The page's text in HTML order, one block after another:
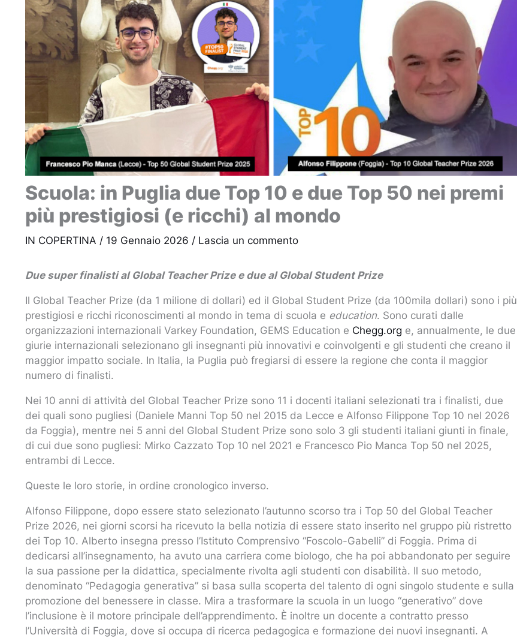
Scuola: in Puglia due Top 10 e due Top 50 nei premi
più prestigiosi (e ricchi) al mondo
IN COPERTINA / 19 Gennaio 2026 / Lascia un commento
Due super finalisti al Global Teacher Prize e due al Global Student Prize
Il Global Teacher Prize (da 1 milione di dollari) ed il Global Student Prize (da 100mila dollari) sono i più
prestigiosi e ricchi riconoscimenti al mondo in tema di scuola e education. Sono curati dalle
organizzazioni internazionali Varkey Foundation, GEMS Education e Chegg.org e, annualmente, le due
giurie internazionali selezionano gli insegnanti più innovativi e coinvolgenti e gli studenti che creano il
maggior impatto sociale. In Italia, la Puglia può fregiarsi di essere la regione che conta il maggior
numero di finalisti.
Nei 10 anni di attività del Global Teacher Prize sono 11 i docenti italiani selezionati tra i finalisti, due
dei quali sono pugliesi (Daniele Manni Top 50 nel 2015 da Lecce e Alfonso Filippone Top 10 nel 2026
da Foggia), mentre nei 5 anni del Global Student Prize sono solo 3 gli studenti italiani giunti in finale,
di cui due sono pugliesi: Mirko Cazzato Top 10 nel 2021 e Francesco Pio Manca Top 50 nel 2025,
entrambi di Lecce.
Queste le loro storie, in ordine cronologico inverso.
Alfonso Filippone, dopo essere stato selezionato l’autunno scorso tra i Top 50 del Global Teacher
Prize 2026, nei giorni scorsi ha ricevuto la bella notizia di essere stato inserito nel gruppo più ristretto
dei Top 10. Alberto insegna presso l’Istituto Comprensivo “Foscolo-Gabelli” di Foggia. Prima di
dedicarsi all’insegnamento, ha avuto una carriera come biologo, che ha poi abbandonato per seguire
la sua passione per la didattica, specialmente rivolta agli studenti con disabilità. Il suo metodo,
denominato “Pedagogia generativa” si basa sulla scoperta del talento di ogni singolo studente e sulla
promozione del benessere in classe. Mira a trasformare la scuola in un luogo “generativo” dove
l’inclusione è il motore principale dell’apprendimento. È inoltre un docente a contratto presso
l’Università di Foggia, dove si occupa di ricerca pedagogica e formazione dei nuovi insegnanti. A